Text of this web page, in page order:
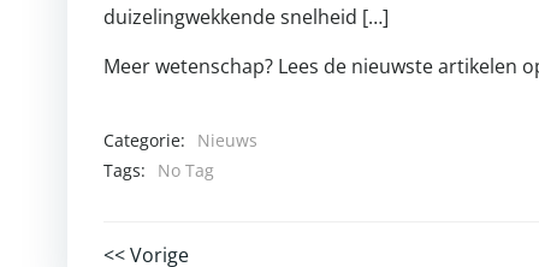
duizelingwekkende snelheid […]
Meer wetenschap? Lees de nieuwste artikelen
Categorie:
Nieuws
Tags:
No Tag
<< Vorige